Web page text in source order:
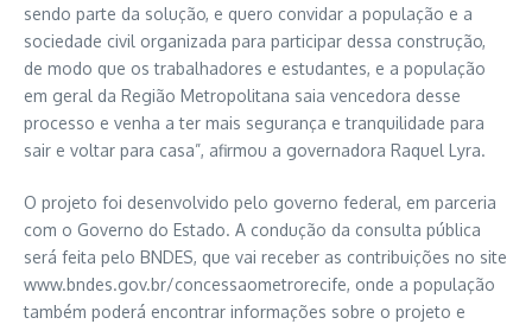
sendo parte da solução, e quero convidar a população e a
sociedade civil organizada para participar dessa construção,
de modo que os trabalhadores e estudantes, e a população
em geral da Região Metropolitana saia vencedora desse
processo e venha a ter mais segurança e tranquilidade para
sair e voltar para casa”, afirmou a governadora Raquel Lyra.
O projeto foi desenvolvido pelo governo federal, em parceria
com o Governo do Estado. A condução da consulta pública
será feita pelo BNDES, que vai receber as contribuições no site
www.bndes.gov.br/concessaometrorecife, onde a população
também poderá encontrar informações sobre o projeto e